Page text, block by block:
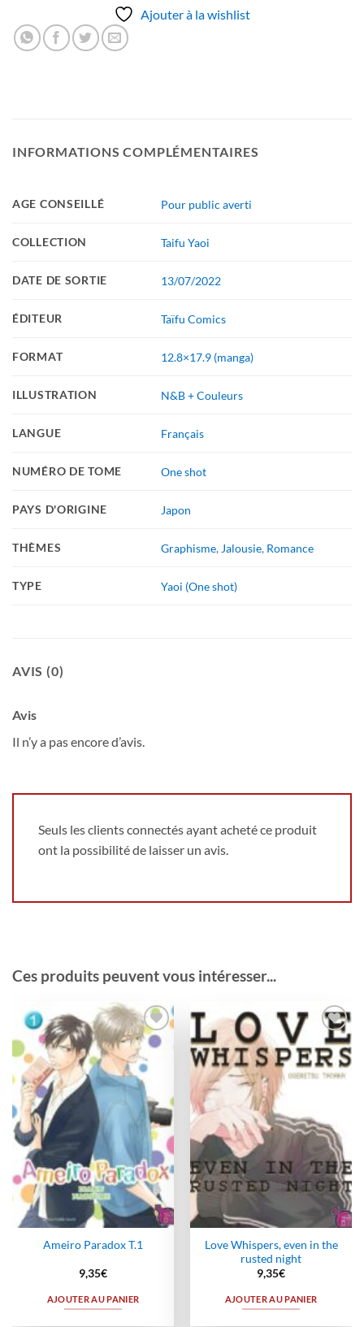
Ajouter à la wishlist
INFORMATIONS COMPLÉMENTAIRES
AGE CONSEILLÉ Pour public averti
COLLECTION Taifu Yaoi
DATE DE SORTIE 13/07/2022
ÉDITEUR Taïfu Comics
FORMAT 12.8×17.9 (manga)
ILLUSTRATION N&B + Couleurs
LANGUE Français
NUMÉRO DE TOME One shot
PAYS D'ORIGINE Japon
THÈMES Graphisme, Jalousie, Romance
TYPE Yaoi (One shot)
AVIS (0)
Avis
Il n’y a pas encore d’avis.
Seuls les clients connectés ayant acheté ce produit
ont la possibilité de laisser un avis.
Ces produits peuvent vous intéresser...
Ajouter
wishlist
Ameiro Paradox T.1
9,35€
AJOUTER AU PANIER
Ajouter
à la
wishlist
Love Whispers, even in the
rusted night
9,35€
AJOUTER AU PANIER